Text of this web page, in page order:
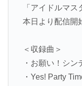
「アイドルマス
本日より配信開
＜収録曲＞
・お願い！シン
・Yes! Party